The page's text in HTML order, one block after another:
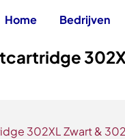
Home Bedrijven
302XL Zwart &